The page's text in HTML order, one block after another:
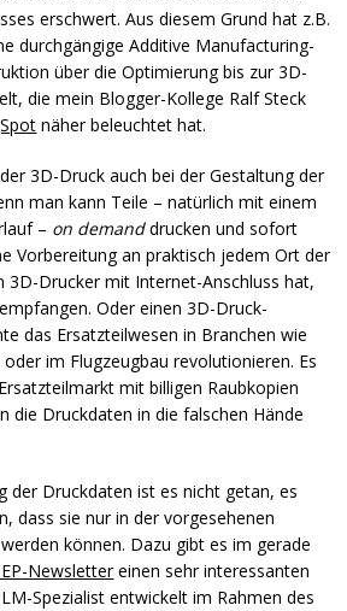
erschwert. Aus diesem Grund hat z.B.
durchgängige Additive Manufacturing-
über die Optimierung bis zur 3D-
die mein Blogger-Kollege Ralf Steck
näher beleuchtet hat.
3D-Druck auch bei der Gestaltung der
man kann Teile – natürlich mit einem
– on demanddrucken und sofort
Vorbereitung an praktisch jedem Ort der
3D-Drucker mit Internet-Anschluss hat,
Oder einen 3D-Druck-
das Ersatzteilwesen in Branchen wie
im Flugzeugbau revolutionieren. Es
mit billigen Raubkopien
die Druckdaten in die falschen Hände
der Druckdaten ist es nicht getan, es
dass sie nur in der vorgesehenen
können. Dazu gibt es im gerade
-Newslettereinen sehr interessanten
-Spezialist entwickelt im Rahmen des